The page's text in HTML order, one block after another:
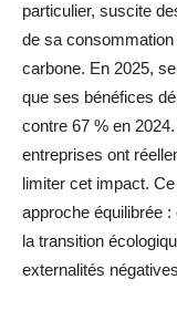
particulier, suscite
de sa
carbone. En 2025,
que ses bénéfices
contre 67 % en
entreprises ont
limiter cet impact.
approche équilibrée :
la transition
externalités